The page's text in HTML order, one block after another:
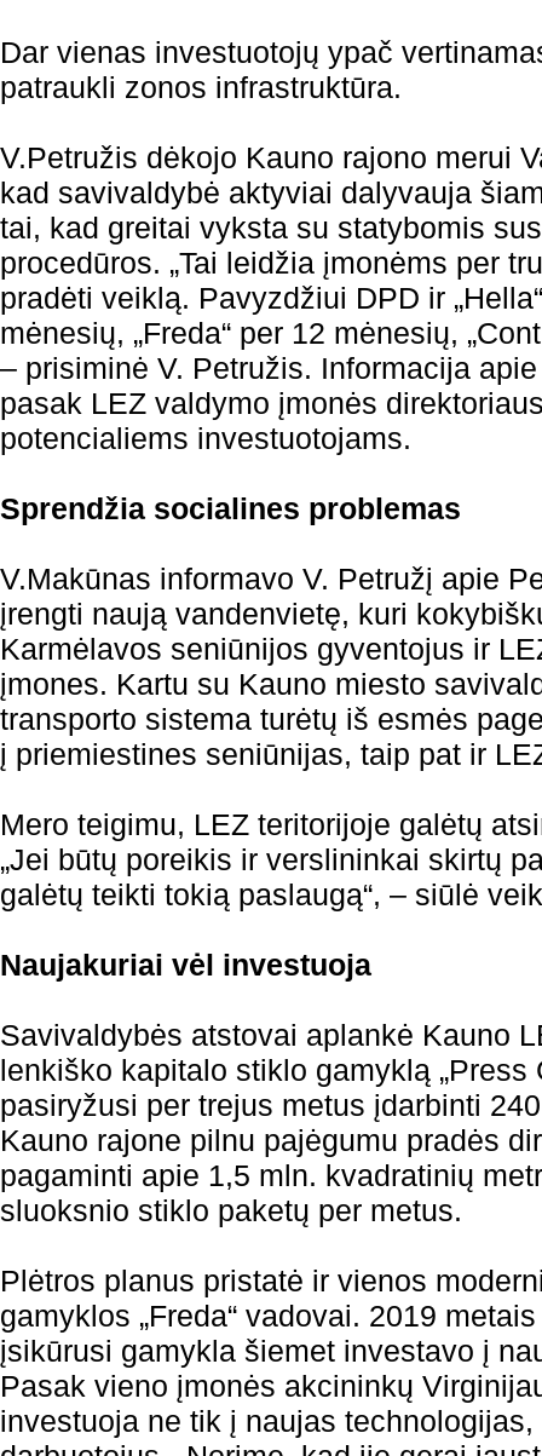
Dar vienas investuotojų ypač
patraukli zonos infrastruktūra.
V.Petružis dėkojo Kauno rajono merui
kad savivaldybė aktyviai dalyvauja
tai, kad greitai vyksta su statybomis
procedūros. „Tai leidžia įmonėms per
pradėti veiklą. Pavyzdžiui DPD ir
mėnesių, „Freda“ per 12 mėnesių,
– prisiminė V. Petružis. Informacija
pasak LEZ valdymo įmonės
potencialiems investuotojams.
Sprendžia socialines problemas
V.Makūnas informavo V. Petružį apie
įrengti naują vandenvietę, kuri
Karmėlavos seniūnijos gyventojus ir
įmones. Kartu su Kauno miesto
transporto sistema turėtų iš esmės
į priemiestines seniūnijas, taip pat ir
Mero teigimu, LEZ teritorijoje galėtų
„Jei būtų poreikis ir verslininkai skirtų
galėtų teikti tokią paslaugą“, – siūlė
Naujakuriai vėl investuoja
Savivaldybės atstovai aplankė Kauno
lenkiško kapitalo stiklo gamyklą „Press
pasiryžusi per trejus metus įdarbinti
Kauno rajone pilnu pajėgumu pradės
pagaminti apie 1,5 mln. kvadratinių
sluoksnio stiklo paketų per metus.
Plėtros planus pristatė ir vienos
gamyklos „Freda“ vadovai. 2019
įsikūrusi gamykla šiemet investavo į
Pasak vieno įmonės akcininkų
investuoja ne tik į naujas